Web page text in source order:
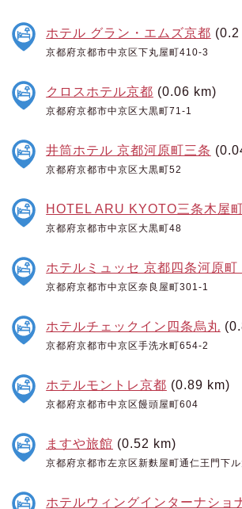
ホテル グラン・エムズ京都 (0.2
京都府京都市中京区下丸屋町410-3
クロスホテル京都 (0.06 km)
京都府京都市中京区大黒町71-1
井筒ホテル 京都河原町三条
京都府京都市中京区大黒町52
HOTEL ARU KYOTO三条木屋
京都府京都市中京区大黒町48
ホテルミュッセ 京都四条河原町
京都府京都市中京区奈良屋町301-1
ホテルチェックイン四条烏丸
京都府京都市中京区手洗水町654-2
ホテルモントレ京都 (0.89 km)
京都府京都市中京区饅頭屋町604
ますや旅館 (0.52 km)
京都府京都市左京区新麩屋町通仁王門下
ホテルウィングインターナショ